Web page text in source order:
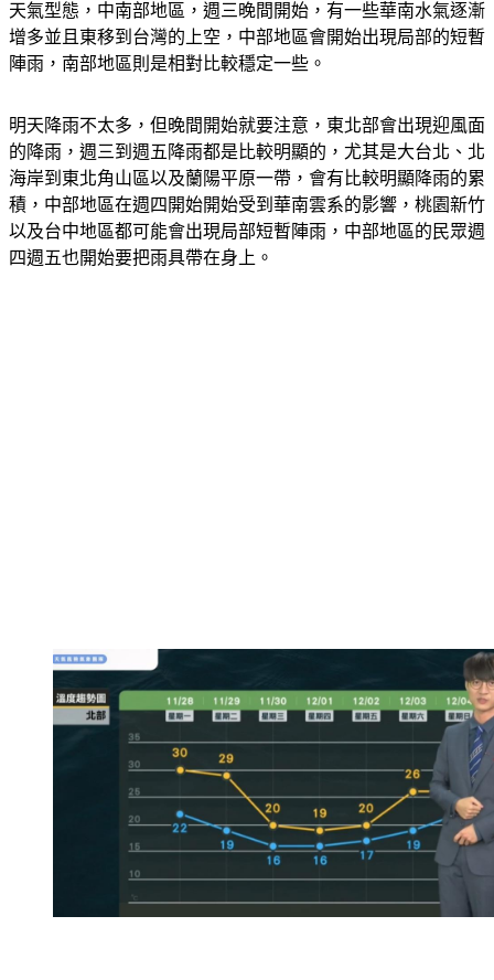
天氣型態，中南部地區，週三晚間開始，有一些華南水氣逐漸
增多並且東移到台灣的上空，中部地區會開始出現局部的短暫
陣雨，南部地區則是相對比較穩定一些。
明天降雨不太多，但晚間開始就要注意，東北部會出現迎風面
的降雨，週三到週五降雨都是比較明顯的，尤其是大台北、北
海岸到東北角山區以及蘭陽平原一帶，會有比較明顯降雨的累
積，中部地區在週四開始開始受到華南雲系的影響，桃園新竹
以及台中地區都可能會出現局部短暫陣雨，中部地區的民眾週
四週五也開始要把雨具帶在身上。